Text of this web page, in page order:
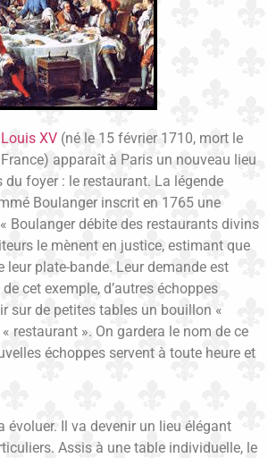
Louis XV (né le 15 février 1710, mort le
apparaît à Paris un nouveau lieu
foyer : le restaurant. La légende
Boulanger inscrit en 1765 une
Boulanger débite des restaurants divins
le mènent en justice, estimant que
leur plate-bande. Leur demande est
cet exemple, d’autres échoppes
sur de petites tables un bouillon «
restaurant ». On gardera le nom de ce
échoppes servent à toute heure et
évoluer. Il va devenir un lieu élégant
Assis à une table individuelle, le